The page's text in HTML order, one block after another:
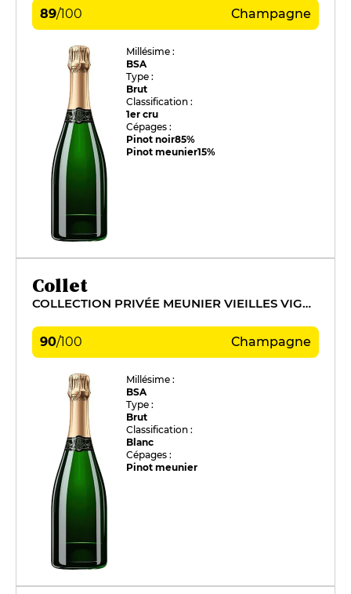
89/100 Champagne
Millésime :
BSA
Type :
Brut
Classification :
1er cru
Cépages :
Pinot noir85%
Pinot meunier15%
Collet
COLLECTION PRIVÉE MEUNIER VIEILLES VIGNES
90/100 Champagne
Millésime :
BSA
Type :
Brut
Classification :
Blanc
Cépages :
Pinot meunier